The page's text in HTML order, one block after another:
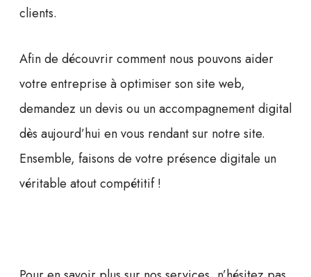
clients.
Afin de découvrir comment nous pouvons aider
votre entreprise à optimiser son site web,
demandez un devis ou un accompagnement digital
dès aujourd’hui en vous rendant sur notre site.
Ensemble, faisons de votre présence digitale un
véritable atout compétitif !